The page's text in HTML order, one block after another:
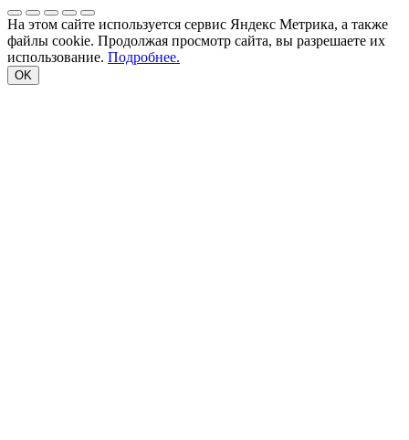
На этом сайте используется сервис Яндекс Метрика, а также
файлы cookie. Продолжая просмотр сайта, вы разрешаете их
использование. Подробнее.
OK